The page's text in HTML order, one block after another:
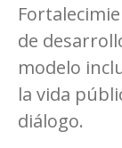
de
modelo
la vida
diálogo.